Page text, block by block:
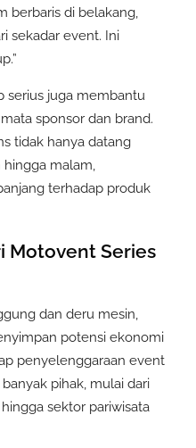
berbaris di belakang,
sekadar event. Ini
serius juga membantu
sponsor dan brand.
tidak hanya datang
hingga malam,
terhadap produk
Motovent Series
dan deru mesin,
potensi ekonomi
penyelenggaraan event
pihak, mulai dari
sektor pariwisata